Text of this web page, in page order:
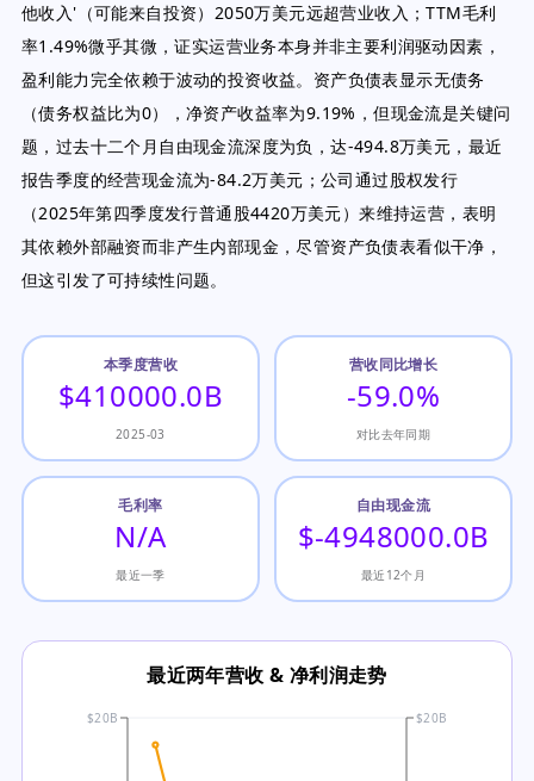
他收入'（可能来自投资）2050万美元远超营业收入；TTM毛利
率1.49%微乎其微，证实运营业务本身并非主要利润驱动因素，
盈利能力完全依赖于波动的投资收益。资产负债表显示无债务
（债务权益比为0），净资产收益率为9.19%，但现金流是关键问
题，过去十二个月自由现金流深度为负，达-494.8万美元，最近
报告季度的经营现金流为-84.2万美元；公司通过股权发行
（2025年第四季度发行普通股4420万美元）来维持运营，表明
其依赖外部融资而非产生内部现金，尽管资产负债表看似干净，
但这引发了可持续性问题。
本季度营收
$410000.0B
2025-03
营收同比增长
-59.0%
对比去年同期
毛利率
N/A
最近一季
自由现金流
$-4948000.0B
最近12个月
最近两年营收 & 净利润走势
$20B $20B